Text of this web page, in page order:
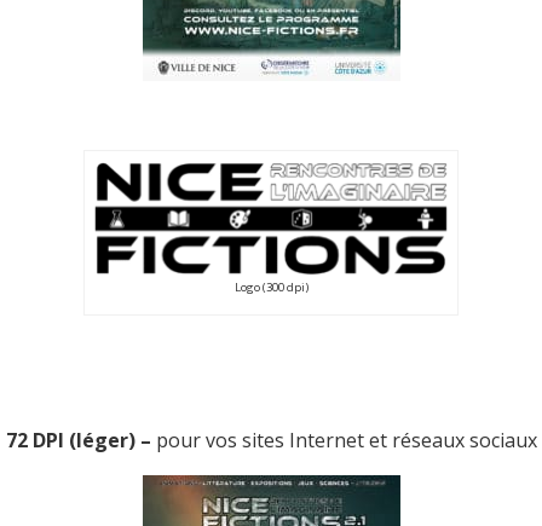
Logo (300 dpi)
72 DPI (léger) – pour vos sites Internet et réseaux sociaux